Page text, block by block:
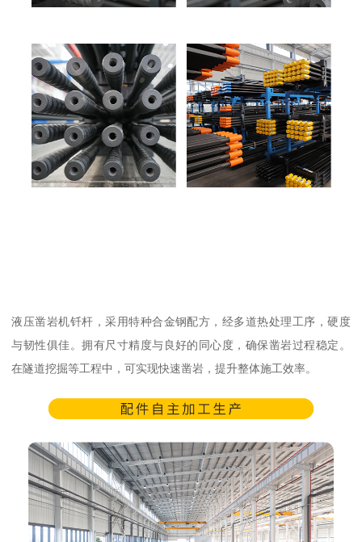
液压凿岩机钎杆，采用特种合金钢配方，经多道热处理工序，硬度
与韧性俱佳。拥有尺寸精度与良好的同心度，确保凿岩过程稳定。
在隧道挖掘等工程中，可实现快速凿岩，提升整体施工效率。​